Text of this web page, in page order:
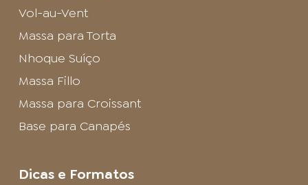
Vol-au-Vent
Massa para Torta
Nhoque Suíço
Massa Fillo
Massa para Croissant
Base para Canapés
Dicas e Formatos